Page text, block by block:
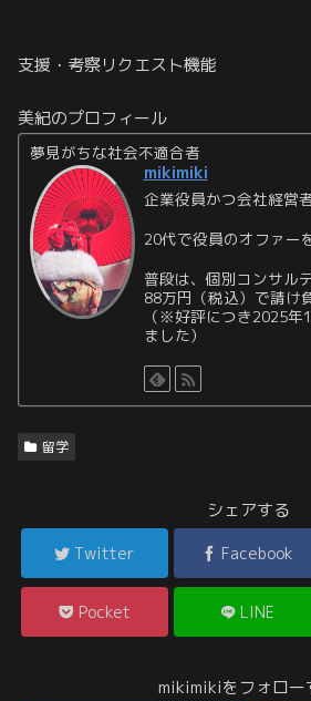
支援・考察リクエスト機能
美紀のプロフィール
夢見がちな社会不適合者
mikimiki
企業役員かつ会社経営
20代で役員のオファー
普段は、個別コンサル
88万円（税込）で請け
（※好評につき2025年
ました）
留学
シェアする
Twitter Facebook
Pocket LINE
mikimikiをフォロー